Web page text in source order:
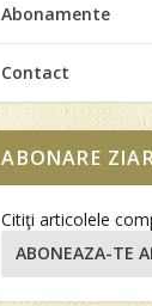
Abonamente
Contact
ABONARE
Citiţi articolele
ABONEAZA-TE